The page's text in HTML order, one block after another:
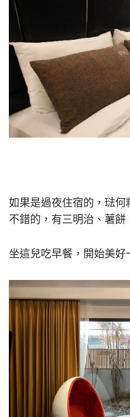
如果是過夜住宿的，琺
不錯的，有三明治、薯餅
坐這兒吃早餐，開始美好